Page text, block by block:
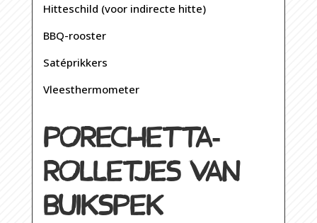
Hitteschild (voor indirecte hitte)
BBQ-rooster
Satéprikkers
Vleesthermometer
PORECHETTA-
ROLLETJES VAN
BUIKSPEK